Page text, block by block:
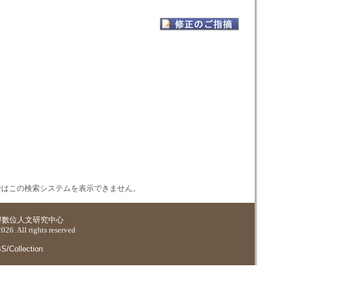
この検索システムを表示できません。
位人文研究中心
All rights reserved
Collection